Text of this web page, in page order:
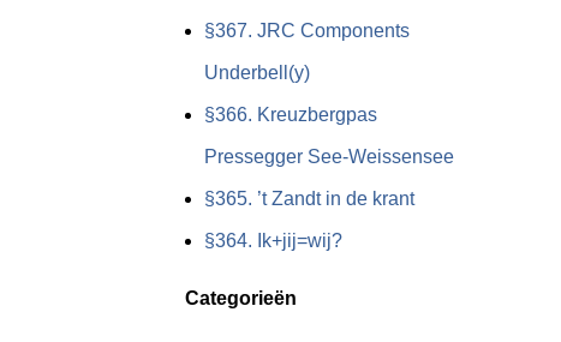
§367. JRC Components
Underbell(y)
§366. Kreuzbergpas
Pressegger See-Weissensee
§365. ’t Zandt in de krant
§364. Ik+jij=wij?
Categorieën